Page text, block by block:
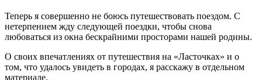
Теперь я совершенно не боюсь путешествовать поездом. С
нетерпением жду следующей поездки, чтобы снова
любоваться из окна бескрайними просторами нашей родины.
О своих впечатлениях от путешествия на «Ласточках» и о
том, что удалось увидеть в городах, я расскажу в отдельном
материале.